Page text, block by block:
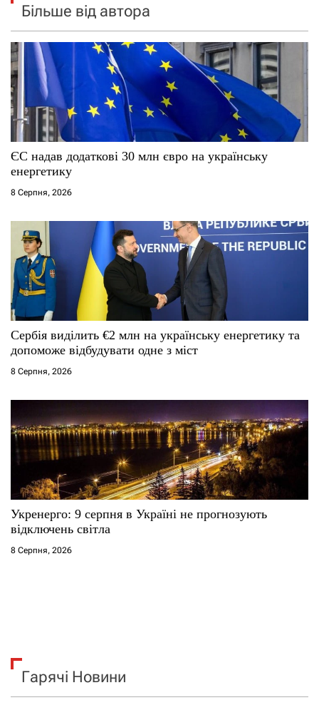
Більше від автора
ЄС надав додаткові 30 млн євро на українську
енергетику
8 Серпня, 2026
Сербія виділить €2 млн на українську енергетику та
допоможе відбудувати одне з міст
8 Серпня, 2026
Укренерго: 9 серпня в Україні не прогнозують
відключень світла
8 Серпня, 2026
Гарячі Новини